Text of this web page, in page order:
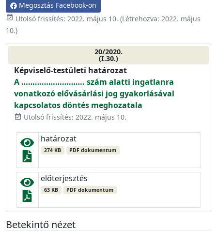
Megosztás Facebook-on
event_available Utolsó frissítés: 2022. május 10. (Létrehozva: 2022. május
10.)
20/2020.
(I.30.)
Képviselő-testületi határozat
A ………………………. szám alatti ingatlanra
vonatkozó elővásárlási jog gyakorlásával
kapcsolatos döntés meghozatala
event_available Utolsó frissítés: 2022. május 10.
határozat
274 KB PDF dokumentum
előterjesztés
63 KB PDF dokumentum
Betekintő nézet